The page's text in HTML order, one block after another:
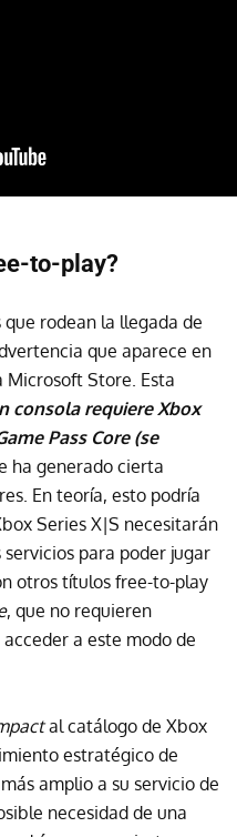
to-play?
rodean la llegada de
que aparece en
Microsoft Store. Esta
consola requiere Xbox
Pass Core (se
ha generado cierta
En teoría, esto podría
Series X|S necesitarán
para poder jugar
otros títulos free-to-play
, que no requieren
a este modo de
al catálogo de Xbox
estratégico de
amplio a su servicio de
necesidad de una